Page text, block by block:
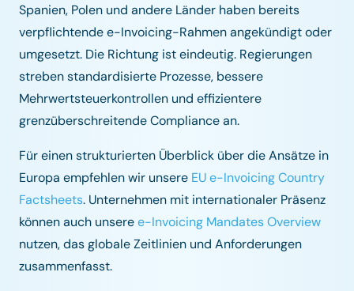
Spanien, Polen und andere Länder haben bereits
verpflichtende e-Invoicing-Rahmen angekündigt oder
umgesetzt. Die Richtung ist eindeutig. Regierungen
streben standardisierte Prozesse, bessere
Mehrwertsteuerkontrollen und effizientere
grenzüberschreitende Compliance an.
Für einen strukturierten Überblick über die Ansätze in
Europa empfehlen wir unsere EU e-Invoicing Country
Factsheets. Unternehmen mit internationaler Präsenz
können auch unseree-Invoicing Mandates Overview
nutzen, das globale Zeitlinien und Anforderungen
zusammenfasst.